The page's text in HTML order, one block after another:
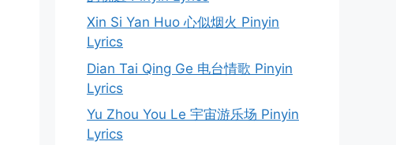
Xin Si Yan Huo 心似烟火 Pinyin
Lyrics
Dian Tai Qing Ge 电台情歌 Pinyin
Lyrics
Yu Zhou You Le 宇宙游乐场 Pinyin
Lyrics